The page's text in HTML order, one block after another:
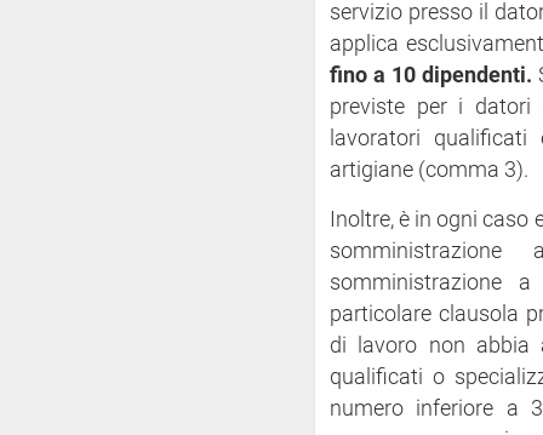
servizio presso il
applica
fino a 10 dipendenti.
previste per i datori
lavoratori
artigiane (comma 3).
Inoltre, è in ogni
somministrazione
particolare clausola
di lavoro non abbia
qualificati o
numero inferiore a